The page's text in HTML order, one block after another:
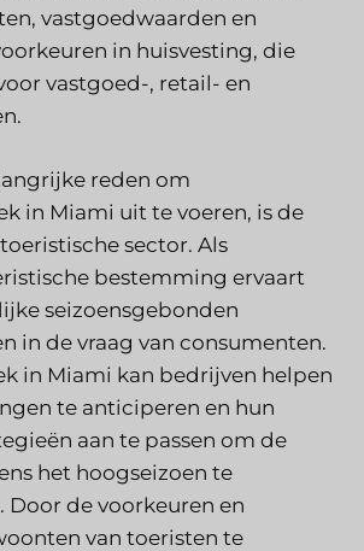
vastgoedwaarden en
in huisvesting, die
vastgoed-, retail- en
reden om
in Miami uit te voeren, is de
sector. Als
bestemming ervaart
seizoensgebonden
in de vraag van consumenten.
in Miami kan bedrijven helpen
te anticiperen en hun
aan te passen om de
het hoogseizoen te
Door de voorkeuren en
van toeristen te